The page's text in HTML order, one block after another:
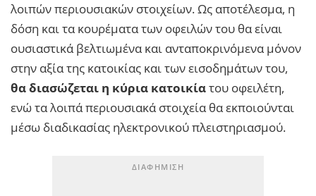
λοιπών περιουσιακών στοιχείων. Ως αποτέλεσμα, η
δόση και τα κουρέματα των οφειλών του θα είναι
ουσιαστικά βελτιωμένα και ανταποκρινόμενα μόνον
στην αξία της κατοικίας και των εισοδημάτων του,
θα διασώζεται η κύρια κατοικίατου οφειλέτη,
ενώ τα λοιπά περιουσιακά στοιχεία θα εκποιούνται
μέσω διαδικασίας ηλεκτρονικού πλειστηριασμού.